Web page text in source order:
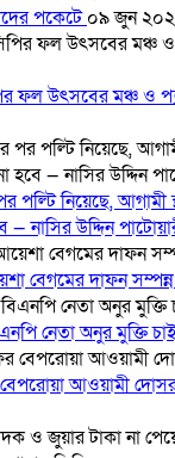
পকেটে০৯ জুন
ফল উৎসবের মঞ্চ ও
নিয়েছে, আগামী
— নাসির উদ্দিন
বেগমের দাফন সম্পন্ন
নেতা অনুর মুক্তি
বেপরোয়া আওয়ামী